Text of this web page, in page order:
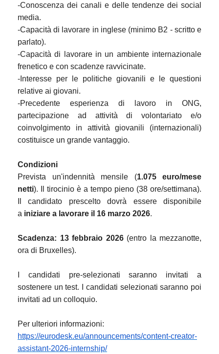
-Conoscenza dei canali e delle tendenze dei social
media.
-Capacità di lavorare in inglese (minimo B2 - scritto e
parlato).
-Capacità di lavorare in un ambiente internazionale
frenetico e con scadenze ravvicinate.
-Interesse per le politiche giovanili e le questioni
relative ai giovani.
-Precedente esperienza di lavoro in ONG,
partecipazione ad attività di volontariato e/o
coinvolgimento in attività giovanili (internazionali)
costituisce un grande vantaggio.
Condizioni
Prevista un'indennità mensile (1.075 euro/mese
netti). Il tirocinio è a tempo pieno (38 ore/settimana).
Il candidato prescelto dovrà essere disponibile
a iniziare a lavorare il 16 marzo 2026.
Scadenza: 13 febbraio 2026(entro la mezzanotte,
ora di Bruxelles).
I candidati pre-selezionati saranno invitati a
sostenere un test. I candidati selezionati saranno poi
invitati ad un colloquio.
Per ulteriori informazioni:
https://eurodesk.eu/announcements/content-creator-
assistant-2026-internship/